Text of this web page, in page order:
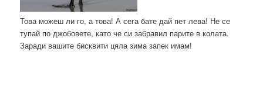
Това можеш ли го, а това! А сега бате дай пет лева! Не се
тупай по джобовете, като че си забравил парите в колата.
Заради вашите бисквити цяла зима запек имам!